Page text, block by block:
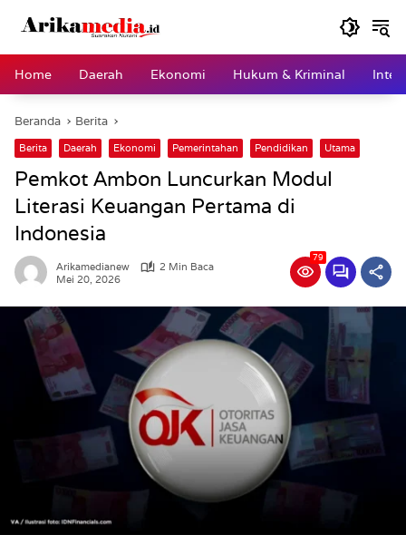
Home
Daerah Ekonomi Hukum & Kriminal
Beranda Berita
Berita Daerah Ekonomi Pemerintahan Pendidikan Utama
Pemkot Ambon Luncurkan Modul
Literasi Keuangan Pertama di
Indonesia
Arikamedianew
2 Min Baca
Mei 20, 2026
79